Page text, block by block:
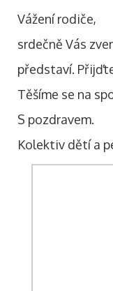
Vážení rodiče,
srdečně Vás
představí.
Těšíme se na
S pozdravem.
Kolektiv dětí a